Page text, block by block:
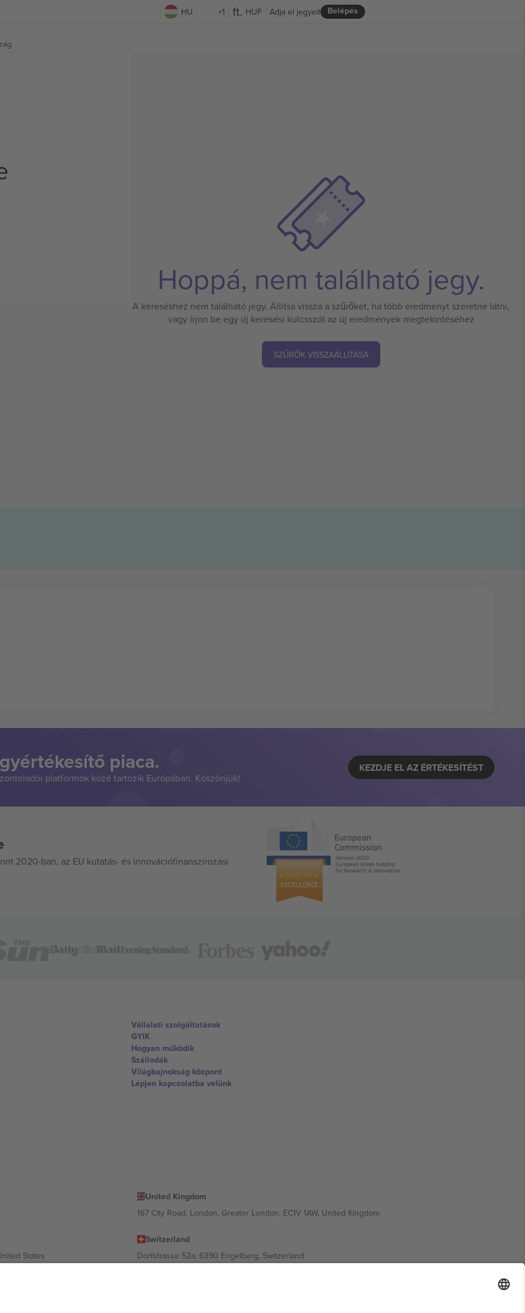
HU +1 HUF Belépés
Adja el jegyeit
Hoppá, nem található jegy.
A kereséshez nem található jegy. Állítsa vissza a szűrőket, ha több eredményt szeretne látni,
vagy írjon be egy új keresési kulcsszót az új eredmények megtekintéséhez
SZŰRŐK VISSZAÁLLÍTÁSA
piaca.
platformok közé tartozik Európában. Köszönjük!
KEZDJE EL AZ ÉRTÉKESÍTÉST
2020-ban, az EU kutatás- és innovációfinanszírozási
Vállalati szolgáltatások
GYIK
Hogyan működik
Szállodák
Világbajnokság központ
Lépjen kapcsolatba velünk
United Kingdom
167 City Road, London, Greater London, EC1V 1AW, United Kingdom
States
Switzerland
Dorfstrasse 52a, 6390 Engelberg, Switzerland